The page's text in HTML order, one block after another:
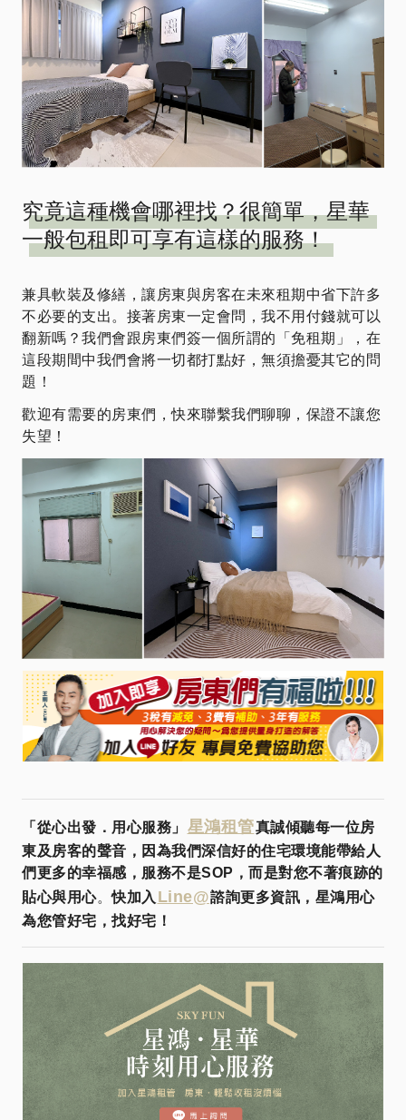
究竟這種機會哪裡找？很簡單，星華
一般包租即可享有這樣的服務！
兼具軟裝及修繕，讓房東與房客在未來租期中省下許多
不必要的支出。接著房東一定會問，我不用付錢就可以
翻新嗎？我們會跟房東們簽一個所謂的「免租期」，在
這段期間中我們會將一切都打點好，無須擔憂其它的問
題！
歡迎有需要的房東們，快來聯繫我們聊聊，保證不讓您
失望！
「從心出發．用心服務」 星鴻租管真誠傾聽每一位房
東及房客的聲音，因為我們深信好的住宅環境能帶給人
們更多的幸福感，服務不是SOP，而是對您不著痕跡的
貼心與用心。快加入 Line@諮詢更多資訊，星鴻用心
為您管好宅，找好宅！